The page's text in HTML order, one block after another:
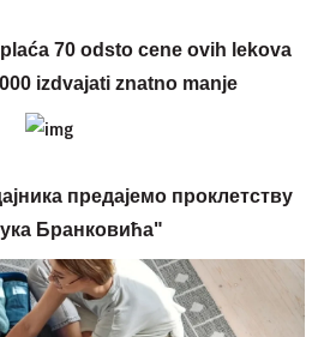
70 odsto cene ovih lekova
izdvajati znatno manje
предајемо проклетству
Бранковића"